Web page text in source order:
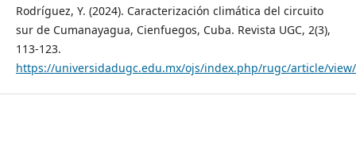
Rodríguez, Y. (2024). Caracterización climática del circuito
sur de Cumanayagua, Cienfuegos, Cuba. Revista UGC, 2(3),
113-123.
https://universidadugc.edu.mx/ojs/index.php/rugc/article/